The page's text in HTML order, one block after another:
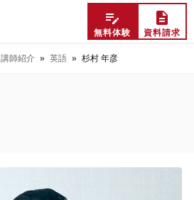
無料体験 資料請求
講師紹介 » 英語 » 杉村 年彦